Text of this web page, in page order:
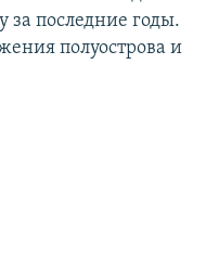
последние годы.
полуострова и